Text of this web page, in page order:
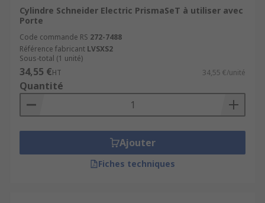
Cylindre Schneider Electric PrismaSeT à utiliser avec
Porte
Code commande RS 272-7488
Référence fabricant LVSXS2
Sous-total (1 unité)
34,55 €HT 34,55 €/unité
Quantité
Ajouter
Fiches techniques